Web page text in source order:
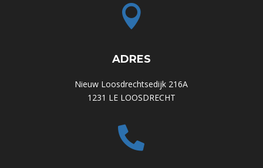

ADRES
Nieuw Loosdrechtsedijk 216A
1231 LE LOOSDRECHT
